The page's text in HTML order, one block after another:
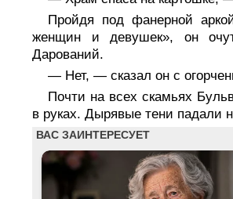
Пройдя под фанерной
женщин и девушек», он
Дарований.
— Нет, — сказал он с
Почти на всех скамьях
в руках. Дырявые тени падали